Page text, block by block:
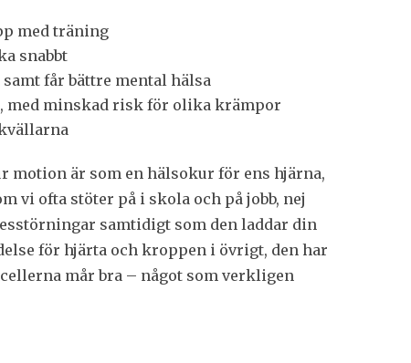
med träning
snabbt
får bättre mental hälsa
med minskad risk för olika krämpor
motion är som en hälsokur för ens hjärna,
vi ofta stöter på i skola och på jobb, nej
samtidigt som den laddar din
för hjärta och kroppen i övrigt, den har
mår bra – något som verkligen